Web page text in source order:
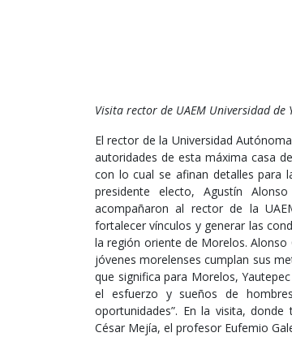
Visita rector de UAEM Universidad de
El rector de la Universidad
autoridades de esta máxima casa
con lo cual se afinan detalles para
presidente electo, Agustín
acompañaron al rector de la
fortalecer vínculos y generar las
la región oriente de Morelos. Alonso
jóvenes morelenses cumplan sus
que significa para Morelos,
el esfuerzo y sueños de
oportunidades”. En la visita,
César Mejía, el profesor Eufemio